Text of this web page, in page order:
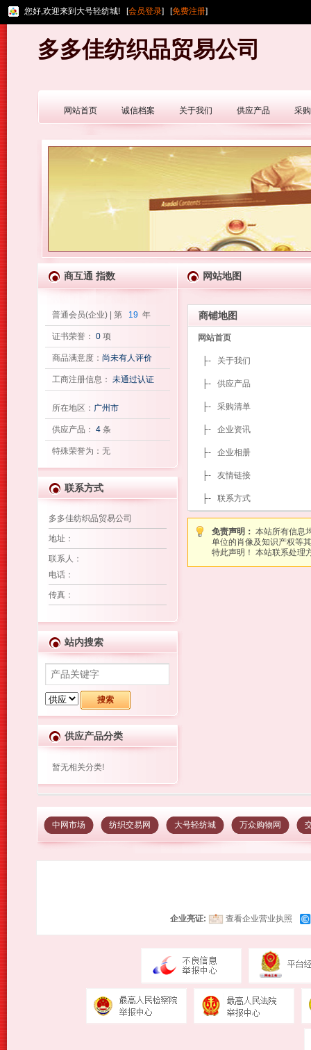
您好,欢迎来到大号轻纺城! [会员登录] [免费注册]
多多佳纺织品贸易公司
网站首页 诚信档案 关于我们 供应产品 采
商互通 指数 网站地图
普通会员(企业) | 第 19 年
证书荣誉： 0 项
商品满意度： 尚未有人评价
工商注册信息： 未通过认证
所在地区： 广州市
供应产品： 4 条
特殊荣誉为：无
联系方式
多多佳纺织品贸易公司
地址 ：
联系人 ：
电话 ：
传真 ：
站内搜索
供应产品分类
暂无相关分类!
商铺地图
网站首页
├- 关于我们
├- 供应产品
├- 采购清单
├- 企业资讯
├- 企业相册
├- 友情链接
├- 联系方式
免责声明： 本站所有信息
单位的肖像及知识产权等
特此声明！ 本站联系处理
中网市场 纺织交易网 大号轻纺城 万众购物网
企业亮证: 查看企业营业执照